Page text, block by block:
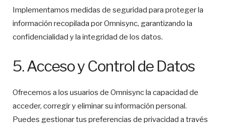
Implementamos medidas de seguridad para proteger la
información recopilada por Omnisync, garantizando la
confidencialidad y la integridad de los datos.
5. Acceso y Control de Datos
Ofrecemos a los usuarios de Omnisync la capacidad de
acceder, corregir y eliminar su información personal.
Puedes gestionar tus preferencias de privacidad a través